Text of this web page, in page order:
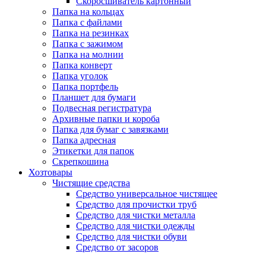
Папка на кольцах
Папка с файлами
Папка на резинках
Папка с зажимом
Папка на молнии
Папка конверт
Папка уголок
Папка портфель
Планшет для бумаги
Подвесная регистратура
Архивные папки и короба
Папка для бумаг с завязками
Папка адресная
Этикетки для папок
Скрепкошина
Хозтовары
Чистящие средства
Средство универсальное чистящее
Средство для прочистки труб
Средство для чистки металла
Средство для чистки одежды
Средство для чистки обуви
Средство от засоров